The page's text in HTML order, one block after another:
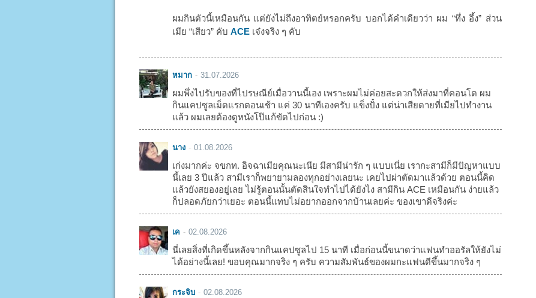
ผมกินตัวนี้เหมือนกัน แต่ยังไม่ถึงอาทิตย์หรอกครับ บอกได้คำเดียวว่า ผม “ทึ่ง อึ้ง” ส่วน
เมีย “เสียว” คับ ACEเจ๋งจริง ๆ คับ
หมาก 31.07.2026
ผมพึ่งไปรับของที่ไปรษณีย์เมื่อวานนี้เอง เพราะผมไม่ค่อยสะดวกให้ส่งมาที่คอนโด ผม
กินแคปซูลเม็ดแรกตอนเช้า แค่ 30 นาทีเองครับ แข็งปั๋ง แต่น่าเสียดายที่เมียไปทำงาน
แล้ว ผมเลยต้องดูหนังโป๊แก้ขัดไปก่อน :)
นาง 01.08.2026
เก่งมากค่ะ จขกท. อิจฉาเมียคุณนะเนีย มีสามีน่ารัก ๆ แบบเนี่ย เรากะสามีก็มีปัญหาแบบ
นี้เลย 3 ปีแล้ว สามีเราก็พยายามลองทุกอย่างเลยนะ เคยไปผ่าตัดมาแล้วด้วย ตอนนี้คิด
แล้วยังสยองอยู่เลย ไม่รู้ตอนนั้นตัดสินใจทำไปได้ยังไง สามีกิน ACE เหมือนกัน ง่ายแล้ว
ก็ปลอดภัยกว่าเยอะ ตอนนี้แทบไม่อยากออกจากบ้านเลยค่ะ ของเขาดีจริงค่ะ
เค 02.08.2026
นี่เลยสิ่งที่เกิดขึ้นหลังจากกินแคปซูลไป 15 นาที เมื่อก่อนนี้ขนาดว่าแฟนทำออรัลให้ยังไม่
ได้อย่างนี้เลย! ขอบคุณมากจริง ๆ ครับ ความสัมพันธ์ของผมกะแฟนดีขึ้นมากจริง ๆ
กระจิบ 02.08.2026